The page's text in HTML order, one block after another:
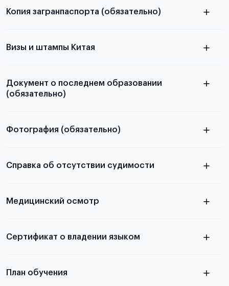
Копия загранпаспорта (обязательно)
паспорта
Визы и штампы Китая
Документ о последнем образовании
(обязательно)
абитуриентов, изложена в статье.
Фотография (обязательно)
принимаются
Справка об отсутствии судимости
Медицинский осмотр
Для примеров заполнения и пустых
Сертификат о владении языком
План обучения